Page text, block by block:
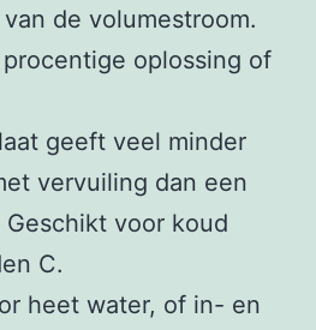
de volumestroom.
oplossing of
geeft veel minder
vervuiling dan een
voor koud
C.
heet water, of in- en